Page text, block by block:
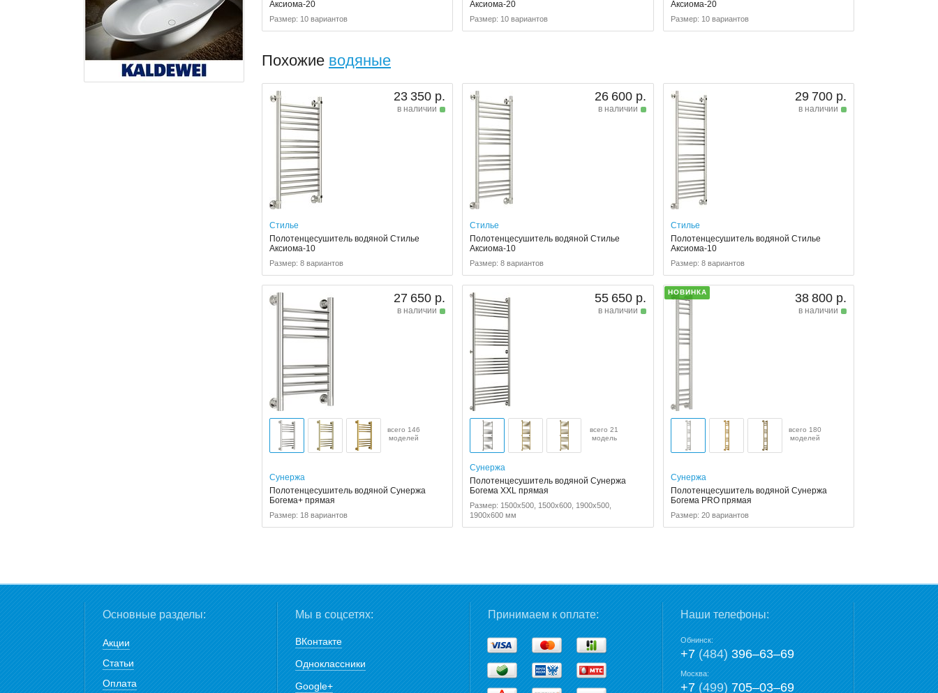
Аксиома-20
Размер: 10 вариантов
Аксиома-20
Размер: 10 вариантов
Аксиома-20
Размер: 10 вариантов
Похожие водяные
23 350 р.
в наличии
Стилье
Полотенцесушитель водяной Стилье
Аксиома-10
Размер: 8 вариантов
26 600 р.
в наличии
Стилье
Полотенцесушитель водяной Стилье
Аксиома-10
Размер: 8 вариантов
29 700 р.
в наличии
Стилье
Полотенцесушитель водяной Стилье
Аксиома-10
Размер: 8 вариантов
27 650 р.
в наличии
всего 146
моделей
Сунержа
Полотенцесушитель водяной Сунержа
Богема+ прямая
Размер: 18 вариантов
55 650 р.
в наличии
всего 21
модель
Сунержа
Полотенцесушитель водяной Сунержа
Богема XXL прямая
Размер: 1500x500, 1500x600, 1900x500,
1900x600 мм
НОВИНКА 38 800 р.
в наличии
всего 180
моделей
Сунержа
Полотенцесушитель водяной Сунержа
Богема PRO прямая
Размер: 20 вариантов
Основные разделы:
Акции
Статьи
Оплата
Мы в соцсетях:
ВКонтакте
Одноклассники
Google+
Принимаем к оплате: Наши телефоны:
Обнинск:
+7(484)396‒63‒69
Москва:
+7(499)705‒03‒69